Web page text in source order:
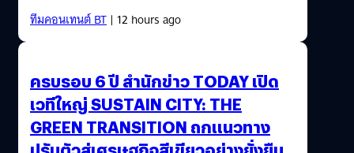
ทีมคอนเทนต์ BT| 12 hours ago
ครบรอบ 6 ปี สำนักข่าว TODAY เปิด
เวทีใหญ่ SUSTAIN CITY: THE
GREEN TRANSITION ถกแนวทาง